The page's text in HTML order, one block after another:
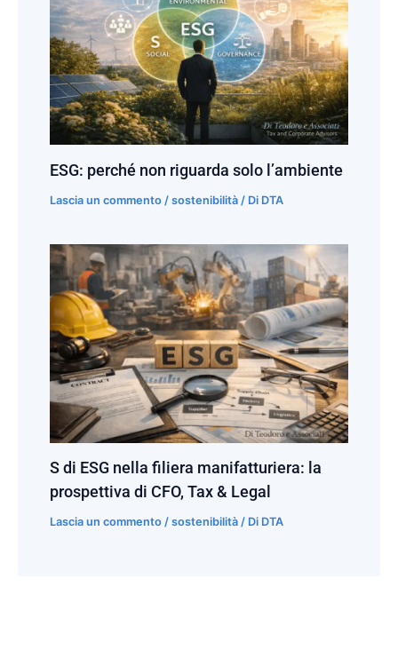
ESG: perché non riguarda solo l’ambiente
Lascia un commento /sostenibilità / Di DTA
S di ESG nella filiera manifatturiera: la
prospettiva di CFO, Tax & Legal
Lascia un commento /sostenibilità / Di DTA